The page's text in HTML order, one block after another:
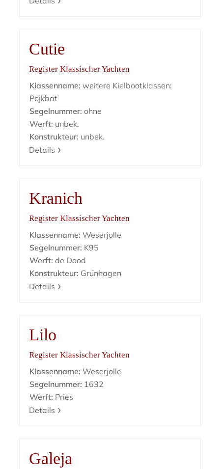
Cutie
Register Klassischer Yachten
Klassenname: weitere Kielbootklassen:
Pojkbat
Segelnummer: ohne
Werft: unbek.
Konstrukteur: unbek.
Details
Kranich
Register Klassischer Yachten
Klassenname: Weserjolle
Segelnummer: K95
Werft: de Dood
Konstrukteur: Grünhagen
Details
Lilo
Register Klassischer Yachten
Klassenname: Weserjolle
Segelnummer: 1632
Werft: Pries
Details
Galeja